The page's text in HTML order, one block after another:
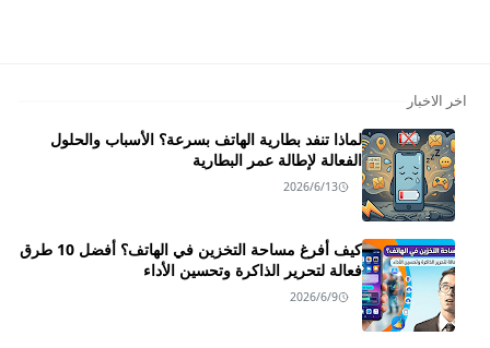
اخر الاخبار
لماذا تنفد بطارية الهاتف بسرعة؟ الأسباب والحلول
الفعالة لإطالة عمر البطارية
2026/6/13
كيف أفرغ مساحة التخزين في الهاتف؟ أفضل 10 طرق
فعالة لتحرير الذاكرة وتحسين الأداء
2026/6/9